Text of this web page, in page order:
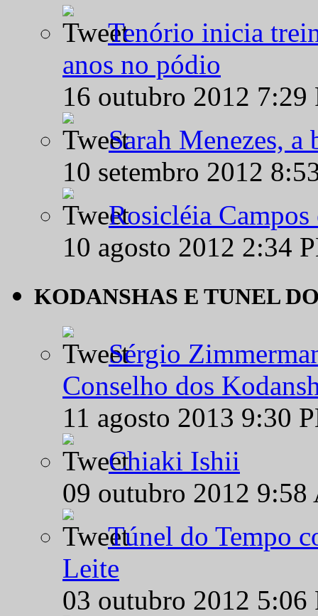
Tenório inicia
anos no pódio
16 outubro 2012
Sarah Menezes,
10 setembro 2012
Rosicléia
10 agosto 2012 2:34
KODANSHAS E TUNEL
Sérgio
Conselho dos
11 agosto 2013 9:30
Chiaki Ishii
09 outubro 2012
Túnel do Tempo
Leite
03 outubro 2012